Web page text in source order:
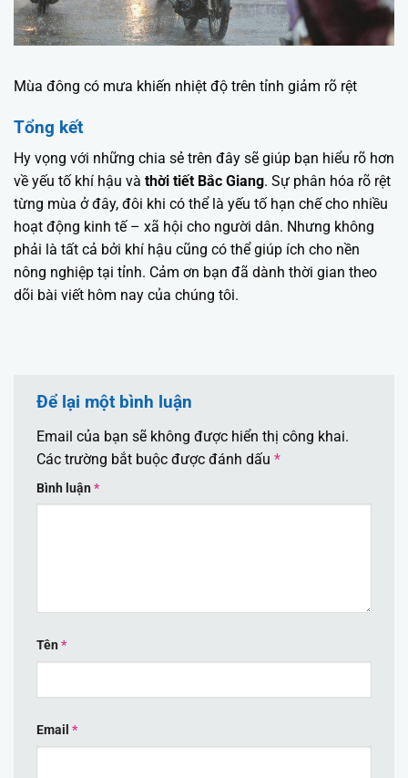
Mùa đông có mưa khiến nhiệt độ trên tỉnh giảm rõ rệt
Tổng kết
Hy vọng với những chia sẻ trên đây sẽ giúp bạn hiểu rõ hơn
về yếu tố khí hậu và thời tiết Bắc Giang. Sự phân hóa rõ rệt
từng mùa ở đây, đôi khi có thể là yếu tố hạn chế cho nhiều
hoạt động kinh tế – xã hội cho người dân. Nhưng không
phải là tất cả bởi khí hậu cũng có thể giúp ích cho nền
nông nghiệp tại tỉnh. Cảm ơn bạn đã dành thời gian theo
dõi bài viết hôm nay của chúng tôi.
Để lại một bình luận
Email của bạn sẽ không được hiển thị công khai.
Các trường bắt buộc được đánh dấu *
Bình luận *
Tên *
Email *